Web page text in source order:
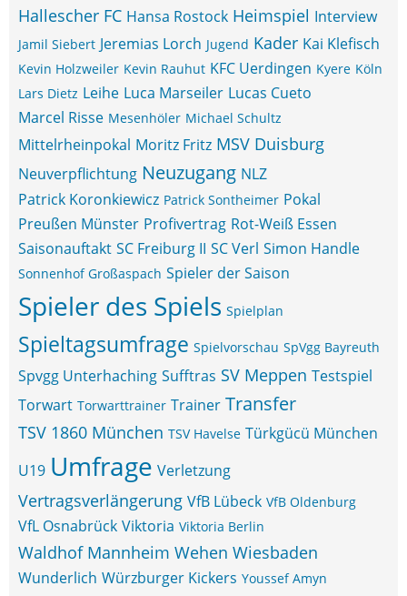
Hallescher FC Hansa Rostock Heimspiel Interview
Jamil Siebert Jeremias Lorch Jugend Kader Kai Klefisch
Kevin Holzweiler Kevin Rauhut KFC Uerdingen Kyere Köln
Lars Dietz Leihe Luca Marseiler Lucas Cueto
Marcel Risse Mesenhöler Michael Schultz
Mittelrheinpokal Moritz Fritz MSV Duisburg
Neuverpflichtung Neuzugang NLZ
Patrick Koronkiewicz Patrick Sontheimer Pokal
Preußen Münster Profivertrag Rot-Weiß Essen
Saisonauftakt SC Freiburg II SC Verl Simon Handle
Sonnenhof Großaspach Spieler der Saison
Spieler des Spiels Spielplan
Spieltagsumfrage Spielvorschau SpVgg Bayreuth
Spvgg Unterhaching Sufftras SV Meppen Testspiel
Torwart Torwarttrainer Trainer Transfer
TSV 1860 München TSV Havelse Türkgücü München
U19 Umfrage Verletzung
Vertragsverlängerung VfB Lübeck VfB Oldenburg
VfL Osnabrück Viktoria Viktoria Berlin
Waldhof Mannheim Wehen Wiesbaden
Wunderlich Würzburger Kickers Youssef Amyn